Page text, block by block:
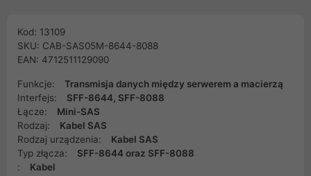
Kod: 13109
SKU: CAB-SAS05M-8644-8088
EAN: 4712511129090
Funkcje:
Transmisja danych między serwerem a macierzą
Interfejs:
SFF-8644, SFF-8088
Łącze:
Mini-SAS
Rodzaj:
Kabel SAS
Rodzaj urządzenia:
Kabel SAS
Typ złącza:
SFF-8644 oraz SFF-8088
:
Kabel